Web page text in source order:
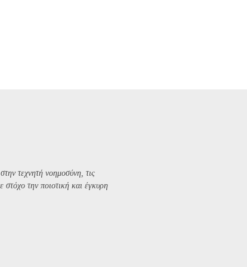
τεχνητή νοημοσύνη, τις
στόχο την ποιοτική και έγκυρη